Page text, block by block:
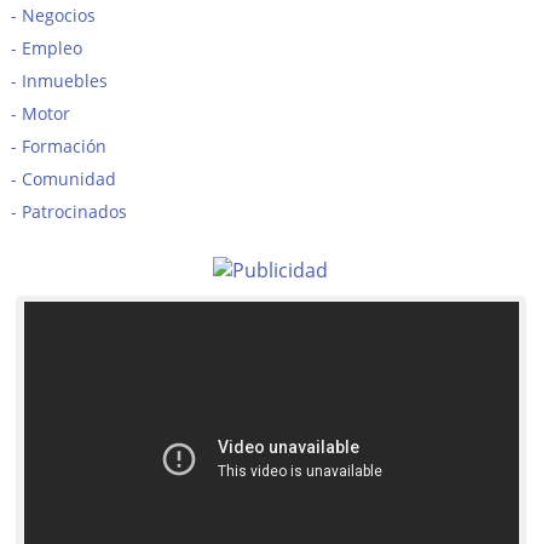
Negocios
Empleo
Inmuebles
Motor
Formación
Comunidad
Patrocinados